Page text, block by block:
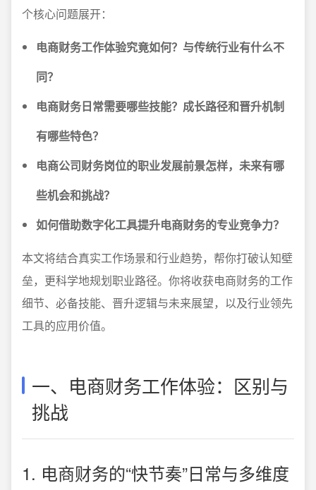
个核心问题展开：
电商财务工作体验究竟如何？与传统行业有什么不
同？
电商财务日常需要哪些技能？成长路径和晋升机制
有哪些特色？
电商公司财务岗位的职业发展前景怎样，未来有哪
些机会和挑战？
如何借助数字化工具提升电商财务的专业竞争力？
本文将结合真实工作场景和行业趋势，帮你打破认知壁
垒，更科学地规划职业路径。你将收获电商财务的工作
细节、必备技能、晋升逻辑与未来展望，以及行业领先
工具的应用价值。
一、电商财务工作体验：区别与
挑战
1. 电商财务的“快节奏”日常与多维度